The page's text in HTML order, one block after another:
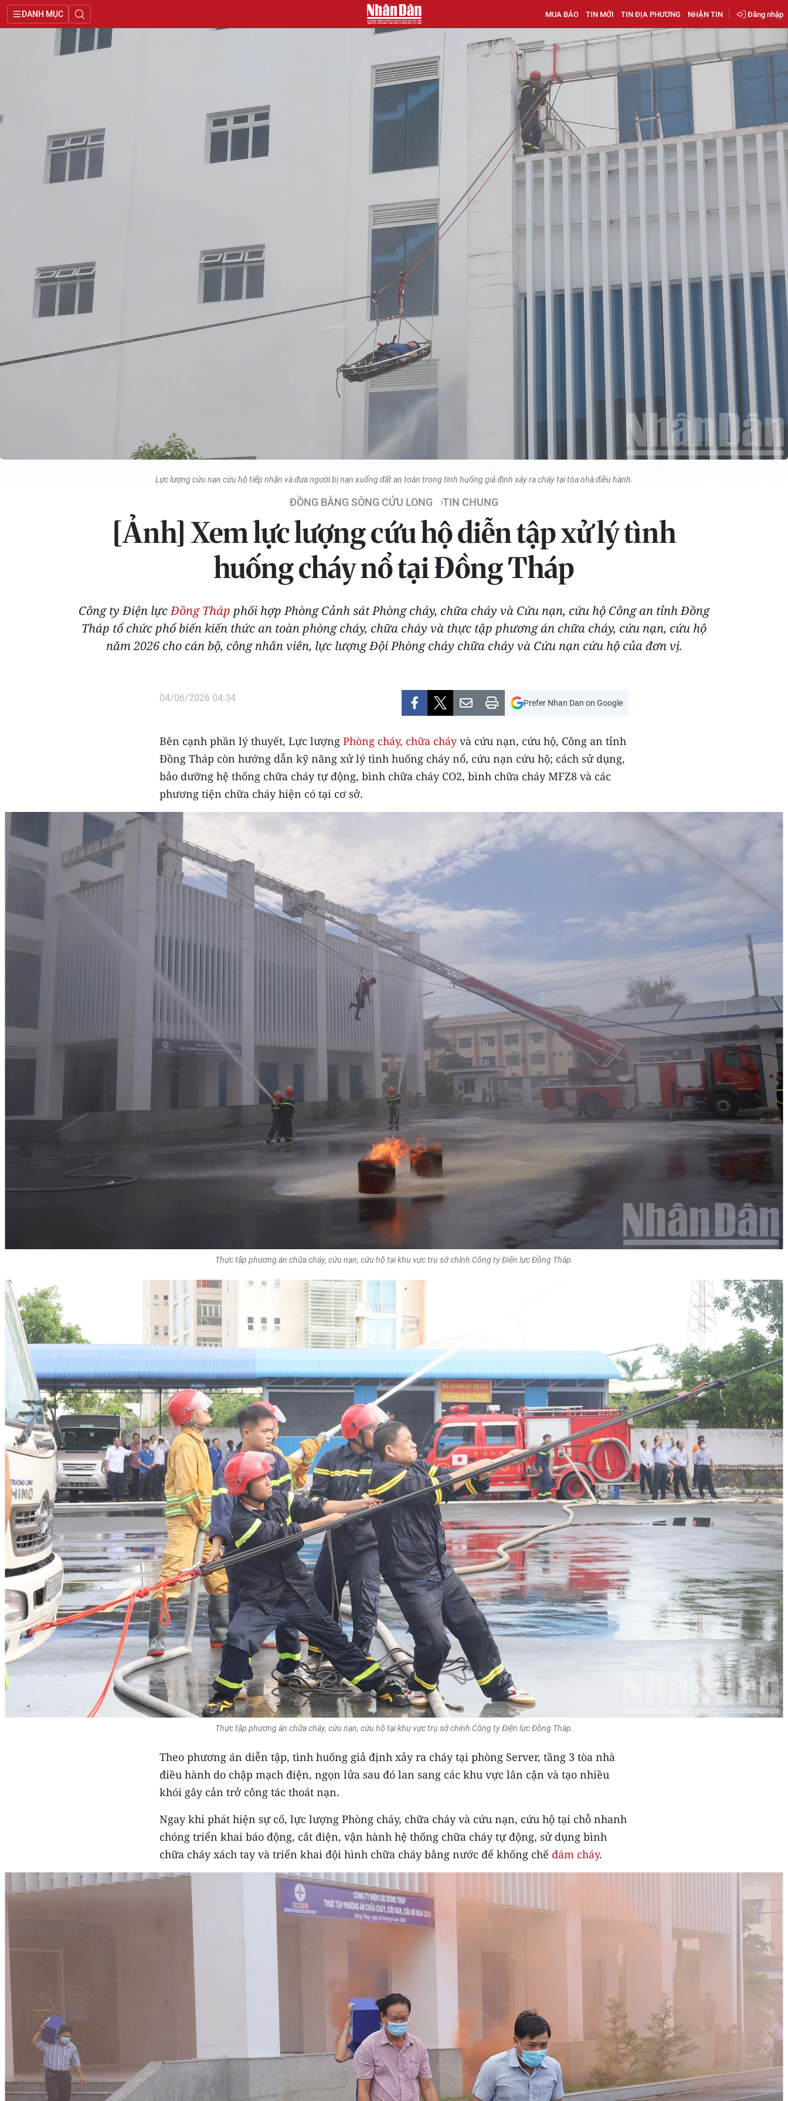
DANH MỤC MUA BÁO TIN MỚI TIN ĐỊA PHƯƠNG NHẬN TIN Đăng nhập
Lực lượng cứu nạn cứu hộ tiếp nhận và đưa người bị nạn xuống đất an toàn trong tình huống giả định xảy ra cháy tại tòa nhà điều hành.
ĐỒNG BẰNG SÔNG CỬU LONG TIN CHUNG
[Ảnh] Xem lực lượng cứu hộ diễn tập xử lý tình
huống cháy nổ tại Đồng Tháp
Công ty Điện lựcĐồng Tháp phối hợp Phòng Cảnh sát Phòng cháy, chữa cháy và Cứu nạn, cứu hộ Công an tỉnh Đồng
Tháp tổ chức phổ biến kiến thức an toàn phòng cháy, chữa cháy và thực tập phương án chữa cháy, cứu nạn, cứu hộ
năm 2026 cho cán bộ, công nhân viên, lực lượng Đội Phòng cháy chữa cháy và Cứu nạn cứu hộ của đơn vị.
04/06/2026 04:34 Prefer Nhan Dan on Google
Bên cạnh phần lý thuyết, Lực lượng Phòng cháy, chữa cháyvà cứu nạn, cứu hộ, Công an tỉnh
Đồng Tháp còn hướng dẫn kỹ năng xử lý tình huống cháy nổ, cứu nạn cứu hộ; cách sử dụng,
bảo dưỡng hệ thống chữa cháy tự động, bình chữa cháy CO2, bình chữa cháy MFZ8 và các
phương tiện chữa cháy hiện có tại cơ sở.
Thực tập phương án chữa cháy, cứu nạn, cứu hộ tại khu vực trụ sở chính Công ty Điện lực Đồng Tháp.
Thực tập phương án chữa cháy, cứu nạn, cứu hộ tại khu vực trụ sở chính Công ty Điện lực Đồng Tháp.
Theo phương án diễn tập, tình huống giả định xảy ra cháy tại phòng Server, tầng 3 tòa nhà
điều hành do chập mạch điện, ngọn lửa sau đó lan sang các khu vực lân cận và tạo nhiều
khói gây cản trở công tác thoát nạn.
Ngay khi phát hiện sự cố, lực lượng Phòng cháy, chữa cháy và cứu nạn, cứu hộ tại chỗ nhanh
chóng triển khai báo động, cắt điện, vận hành hệ thống chữa cháy tự động, sử dụng bình
chữa cháy xách tay và triển khai đội hình chữa cháy bằng nước để khống chế đám cháy.